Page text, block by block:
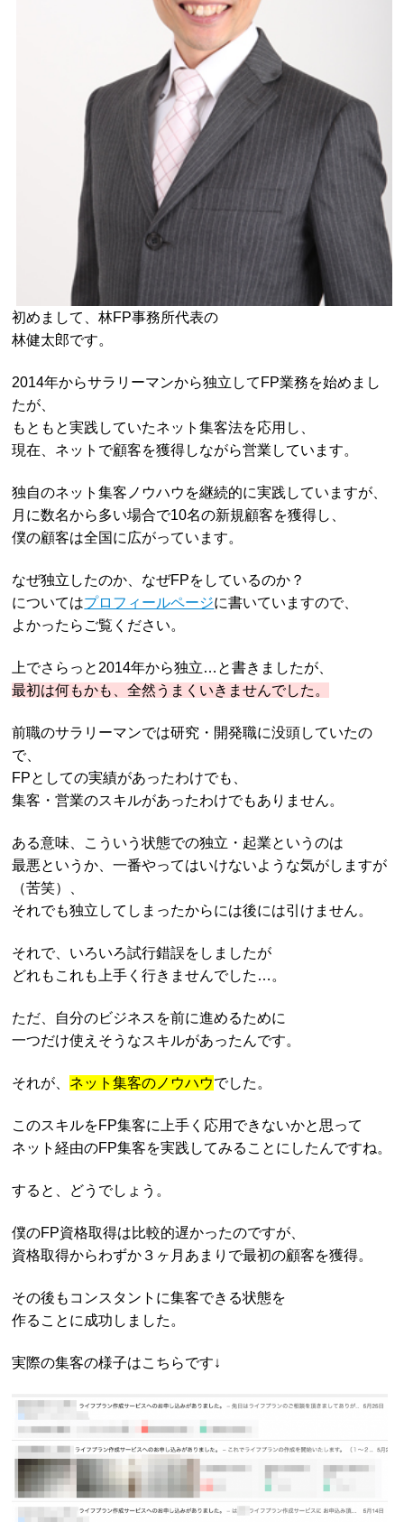
初めまして、林FP事務所代表の
林健太郎です。
2014年からサラリーマンから独立してFP業務を始めまし
たが、
もともと実践していたネット集客法を応用し、
現在、ネットで顧客を獲得しながら営業しています。
独自のネット集客ノウハウを継続的に実践していますが、
月に数名から多い場合で10名の新規顧客を獲得し、
僕の顧客は全国に広がっています。
なぜ独立したのか、なぜFPをしているのか？
についてはプロフィールページに書いていますので、
よかったらご覧ください。
上でさらっと2014年から独立…と書きましたが、
最初は何もかも、全然うまくいきませんでした。
前職のサラリーマンでは研究・開発職に没頭していたの
で、
FPとしての実績があったわけでも、
集客・営業のスキルがあったわけでもありません。
ある意味、こういう状態での独立・起業というのは
最悪というか、一番やってはいけないような気がしますが
（苦笑）、
それでも独立してしまったからには後には引けません。
それで、いろいろ試行錯誤をしましたが
どれもこれも上手く行きませんでした…。
ただ、自分のビジネスを前に進めるために
一つだけ使えそうなスキルがあったんです。
それが、 ネット集客のノウハウでした。
このスキルをFP集客に上手く応用できないかと思って
ネット経由のFP集客を実践してみることにしたんですね。
すると、どうでしょう。
僕のFP資格取得は比較的遅かったのですが、
資格取得からわずか３ヶ月あまりで最初の顧客を獲得。
その後もコンスタントに集客できる状態を
作ることに成功しました。
実際の集客の様子はこちらです↓